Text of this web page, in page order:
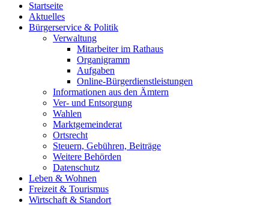
Startseite
Aktuelles
Bürgerservice & Politik
Verwaltung
Mitarbeiter im Rathaus
Organigramm
Aufgaben
Online-Bürgerdienstleistungen
Informationen aus den Ämtern
Ver- und Entsorgung
Wahlen
Marktgemeinderat
Ortsrecht
Steuern, Gebühren, Beiträge
Weitere Behörden
Datenschutz
Leben & Wohnen
Freizeit & Tourismus
Wirtschaft & Standort